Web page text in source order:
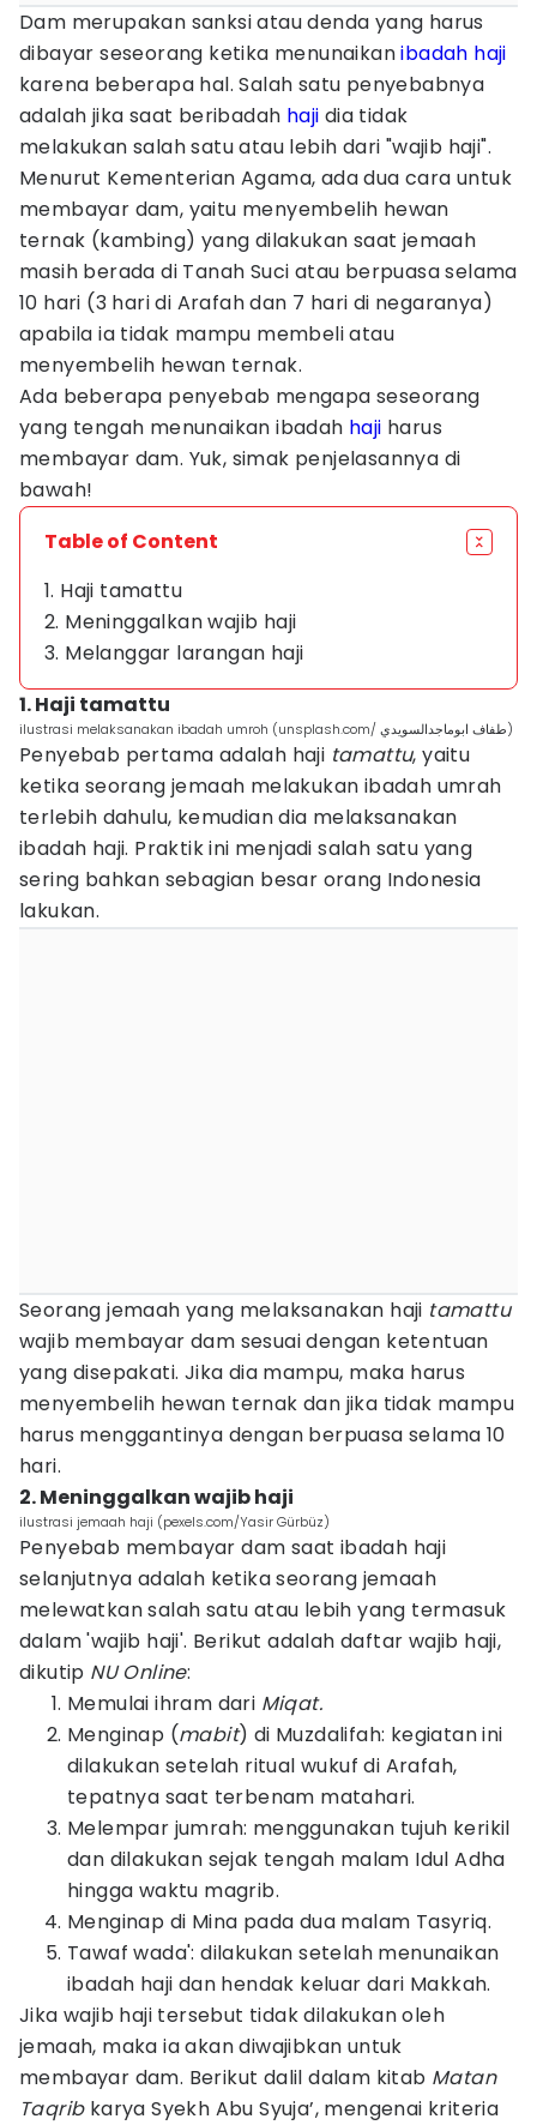
Dam merupakan sanksi atau denda yang harus
dibayar seseorang ketika menunaikanibadah haji
karena beberapa hal. Salah satu penyebabnya
adalah jika saat beribadah haji dia tidak
melakukan salah satu atau lebih dari "wajib haji".
Menurut Kementerian Agama, ada dua cara untuk
membayar dam, yaitu menyembelih hewan
ternak (kambing) yang dilakukan saat jemaah
masih berada di Tanah Suci atau berpuasa selama
10 hari (3 hari di Arafah dan 7 hari di negaranya)
apabila ia tidak mampu membeli atau
menyembelih hewan ternak.
Ada beberapa penyebab mengapa seseorang
yang tengah menunaikan ibadah haji harus
membayar dam. Yuk, simak penjelasannya di
bawah!
Table of Content
1. Haji tamattu
2. Meninggalkan wajib haji
3. Melanggar larangan haji
1. Haji tamattu
ilustrasi melaksanakan ibadah umroh (unsplash.com/ طفاف ابوماجدالسويدي)
Penyebab pertama adalah haji tamattu, yaitu
ketika seorang jemaah melakukan ibadah umrah
terlebih dahulu, kemudian dia melaksanakan
ibadah haji. Praktik ini menjadi salah satu yang
sering bahkan sebagian besar orang Indonesia
lakukan.
Seorang jemaah yang melaksanakan haji tamattu
wajib membayar dam sesuai dengan ketentuan
yang disepakati. Jika dia mampu, maka harus
menyembelih hewan ternak dan jika tidak mampu
harus menggantinya dengan berpuasa selama 10
hari.
2. Meninggalkan wajib haji
ilustrasi jemaah haji (pexels.com/Yasir Gürbüz)
Penyebab membayar dam saat ibadah haji
selanjutnya adalah ketika seorang jemaah
melewatkan salah satu atau lebih yang termasuk
dalam 'wajib haji'. Berikut adalah daftar wajib haji,
dikutip NU Online:
Memulai ihram dari Miqat.
Menginap (mabit) di Muzdalifah: kegiatan ini
dilakukan setelah ritual wukuf di Arafah,
tepatnya saat terbenam matahari.
Melempar jumrah: menggunakan tujuh kerikil
dan dilakukan sejak tengah malam Idul Adha
hingga waktu magrib.
Menginap di Mina pada dua malam Tasyriq.
Tawaf wada': dilakukan setelah menunaikan
ibadah haji dan hendak keluar dari Makkah.
Jika wajib haji tersebut tidak dilakukan oleh
jemaah, maka ia akan diwajibkan untuk
membayar dam. Berikut dalil dalam kitab Matan
Taqribkarya Syekh Abu Syuja’, mengenai kriteria